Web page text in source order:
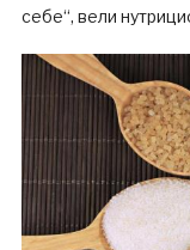
себе“, вели